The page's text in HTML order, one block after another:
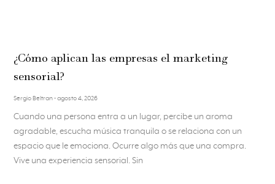
¿Cómo aplican las empresas el marketing
sensorial?
Sergio Beltran agosto 4, 2026
Cuando una persona entra a un lugar, percibe un aroma
agradable, escucha música tranquila o se relaciona con un
espacio que le emociona. Ocurre algo más que una compra.
Vive una experiencia sensorial. Sin